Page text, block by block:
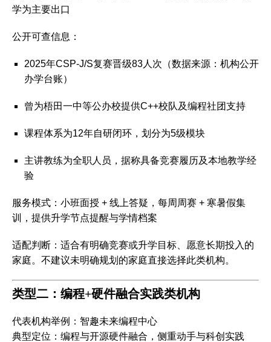
学为主要出口
公开可查信息 ：
2025年CSP-J/S复赛晋级83人次（数据来源：机构公开
办学台账）
曾为梧田一中等公办校提供C++校队及编程社团支持
课程体系为12年自研闭环，划分为5级模块
主讲教练为全职人员，据称具备竞赛履历及本地教学经
验
服务模式 ：小班面授 + 线上答疑，每周周赛 + 寒暑假集
训，提供升学节点提醒与学情档案
适配判断 ：适合有明确竞赛或升学目标、愿意长期投入的
家庭。不建议未明确规划的家庭直接选择此类机构。
类型二：编程+硬件融合实践类机构
代表机构举例 ：智趣未来编程中心
典型定位 ：编程与开源硬件融合，侧重动手与科创实践